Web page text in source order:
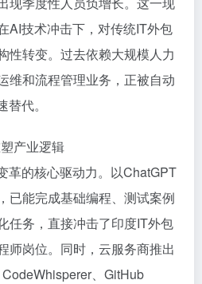
AI技术冲击下，对传统IT外包
性转变。过去依赖大规模人力
维和流程管理业务，正被自动
代。
产业逻辑
革的核心驱动力。以ChatGPT
已能完成基础编程、测试案例
任务，直接冲击了印度IT外包
师岗位。同时，云服务商推出
、GitHub